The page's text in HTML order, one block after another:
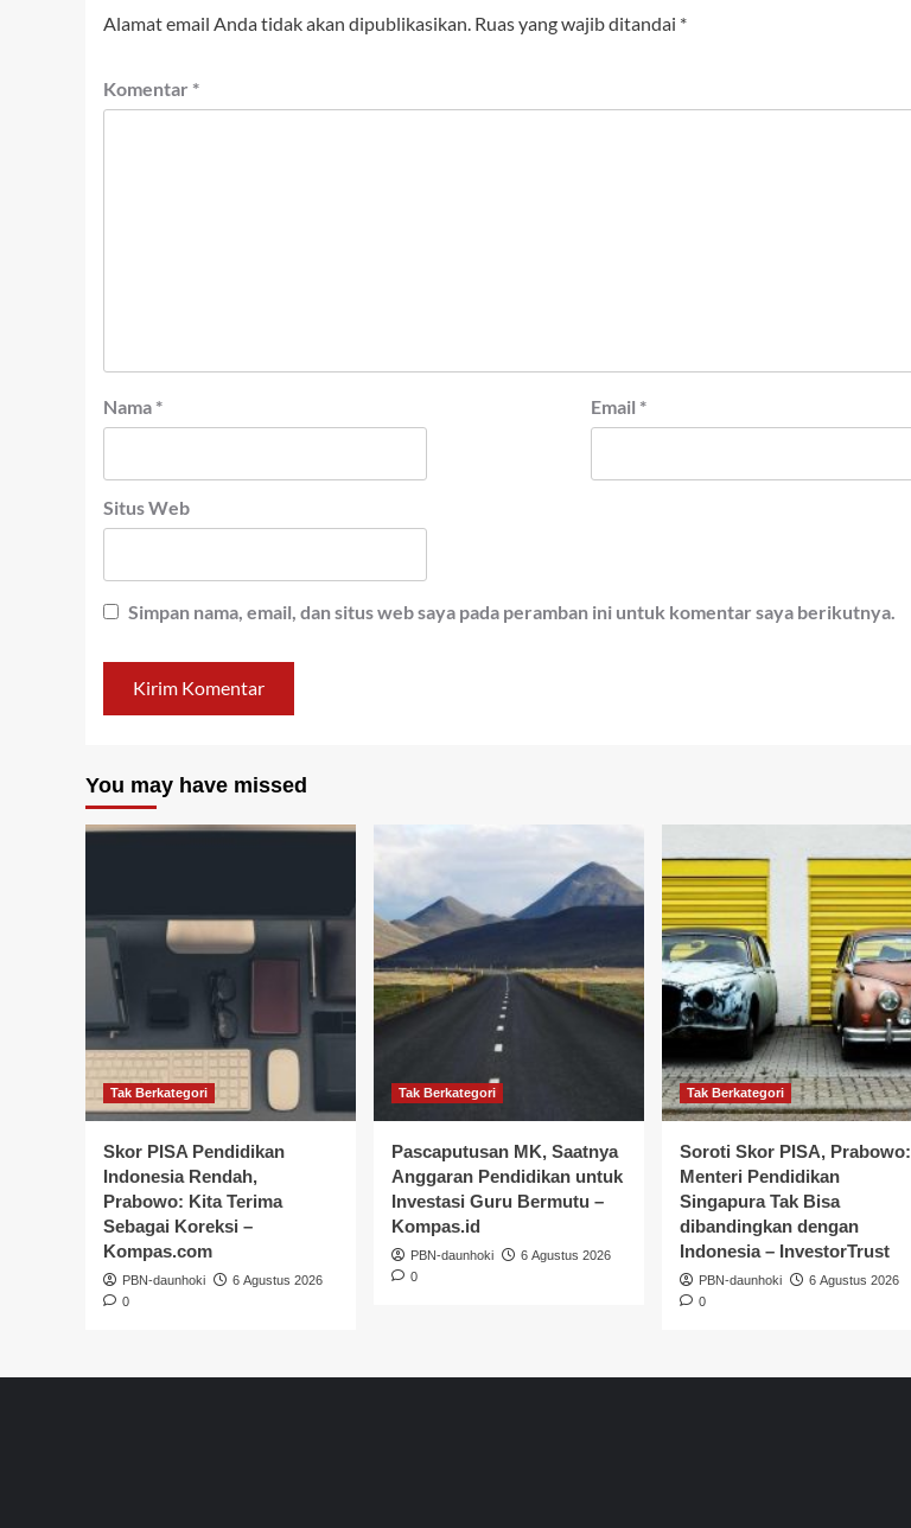
Alamat email Anda tidak akan dipublikasikan. Ruas yang wajib ditandai *
Komentar *
Nama * Email *
Situs Web
Simpan nama, email, dan situs web saya pada peramban ini untuk komentar saya berikutnya.
You may have missed
Tak Berkategori
Skor PISA Pendidikan
Indonesia Rendah,
Prabowo: Kita Terima
Sebagai Koreksi –
Kompas.com
PBN-daunhoki
6 Agustus 2026
0
Tak Berkategori
Pascaputusan MK, Saatnya
Anggaran Pendidikan untuk
Investasi Guru Bermutu –
Kompas.id
PBN-daunhoki
6 Agustus 2026
0
Tak Berkategori
Soroti Skor PISA, Prabowo:
Menteri Pendidikan
Singapura Tak Bisa
dibandingkan dengan
Indonesia – InvestorTrust
PBN-daunhoki
6 Agustus 2026
0